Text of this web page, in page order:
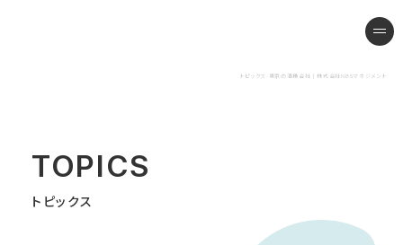
東京の清掃会社｜株式会社
トピックス-東京の清掃会社｜株式会社NBSマネジメント
TOPICS
トピックス